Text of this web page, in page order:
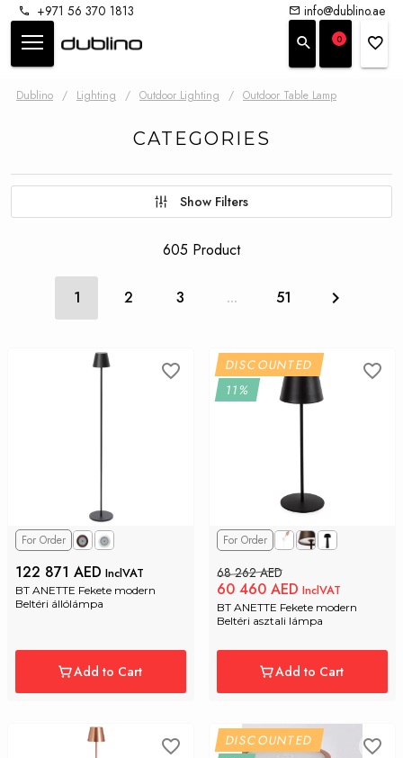
+971 56 370 1813 info@dublino.ae
0
Dublino / Lighting / Outdoor Lighting / Outdoor Table Lamp
CATEGORIES
605 Product
Show Filters
1 2 3 ... 51
For Order
122 871 AED InclVAT
BT ANETTE Fekete modern
Beltéri állólámpa
Add to Cart
DISCOUNTED
11%
For Order
68 262 AED
60 460 AED InclVAT
BT ANETTE Fekete modern
Beltéri asztali lámpa
Add to Cart
DISCOUNTED